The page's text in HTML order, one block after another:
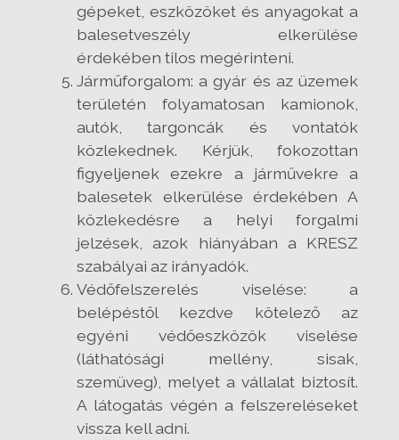
gépeket, eszközöket és anyagokat a
balesetveszély elkerülése
érdekében tilos megérinteni.
Járműforgalom: a gyár és az üzemek
területén folyamatosan kamionok,
autók, targoncák és vontatók
közlekednek. Kérjük, fokozottan
figyeljenek ezekre a járművekre a
balesetek elkerülése érdekében A
közlekedésre a helyi forgalmi
jelzések, azok hiányában a KRESZ
szabályai az irányadók.
Védőfelszerelés viselése: a
belépéstől kezdve kötelező az
egyéni védőeszközök viselése
(láthatósági mellény, sisak,
szemüveg), melyet a vállalat biztosít.
A látogatás végén a felszereléseket
vissza kell adni.